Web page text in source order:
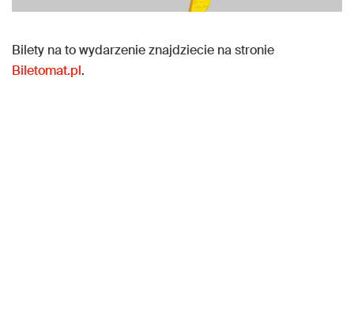
Bilety na to wydarzenie znajdziecie na stronie
Biletomat.pl.